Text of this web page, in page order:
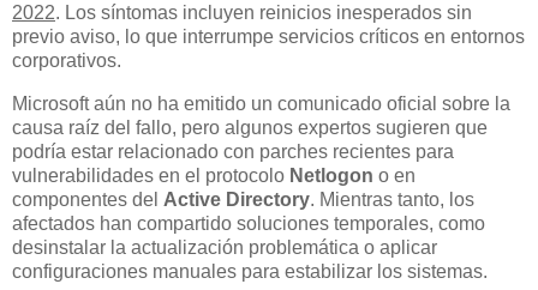
2022. Los síntomas incluyen reinicios inesperados sin
previo aviso, lo que interrumpe servicios críticos en entornos
corporativos.
Microsoft aún no ha emitido un comunicado oficial sobre la
causa raíz del fallo, pero algunos expertos sugieren que
podría estar relacionado con parches recientes para
vulnerabilidades en el protocolo Netlogon o en
componentes del Active Directory. Mientras tanto, los
afectados han compartido soluciones temporales, como
desinstalar la actualización problemática o aplicar
configuraciones manuales para estabilizar los sistemas.